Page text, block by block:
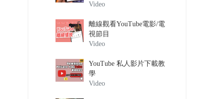
Video
離線觀看YouTube電影/電
視節目
Video
YouTube 私人影片下載教
學
Video